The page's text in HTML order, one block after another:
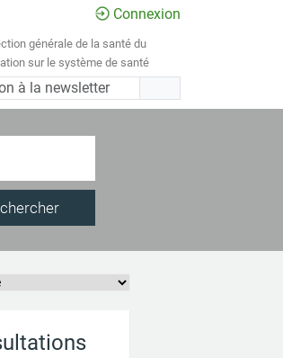
Connexion
générale de la santé du
sur le système de santé